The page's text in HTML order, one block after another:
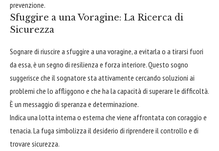
prevenzione.
Sfuggire a una Voragine: La Ricerca di
Sicurezza
Sognare di riuscire a sfuggire a una voragine, a evitarla o a tirarsi fuori
da essa, è un segno di resilienza e forza interiore. Questo sogno
suggerisce che il sognatore sta attivamente cercando soluzioni ai
problemi che lo affliggono e che ha la capacità di superare le difficoltà.
È un messaggio di speranza e determinazione.
Indica una lotta interna o esterna che viene affrontata con coraggio e
tenacia. La fuga simbolizza il desiderio di riprendere il controllo e di
trovare sicurezza.